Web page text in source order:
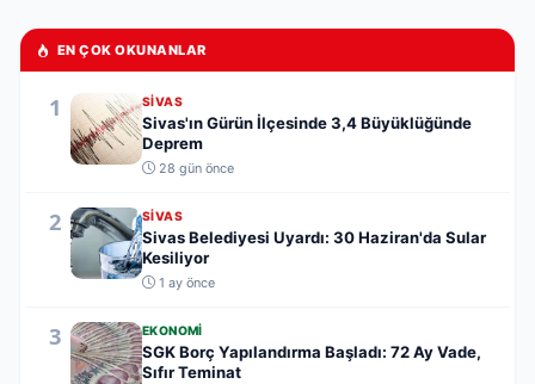
EN ÇOK OKUNANLAR
1 SIVAS
Sivas'ın Gürün İlçesinde 3,4 Büyüklüğünde
Deprem
28 gün önce
2 SIVAS
Sivas Belediyesi Uyardı: 30 Haziran'da Sular
Kesiliyor
1 ay önce
3 EKONOMI
SGK Borç Yapılandırma Başladı: 72 Ay Vade,
Sıfır Teminat